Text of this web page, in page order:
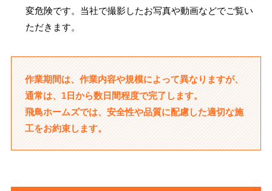
変危険です。当社で撮影したお写真や動画などでご覧い
ただきます。
作業期間は、作業内容や規模によって異なりますが、
通常は、1日から数日間程度で完了します。
飛鳥ホームズでは、安全性や品質に配慮した適切な施
工をお約束します。